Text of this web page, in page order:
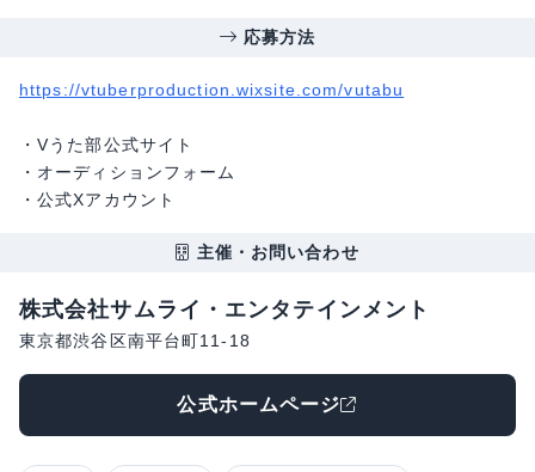
応募方法
https://vtuberproduction.wixsite.com/vutabu
・Vうた部公式サイト
・オーディションフォーム
・公式Xアカウント
主催・お問い合わせ
株式会社サムライ・エンタテインメント
東京都渋谷区南平台町11-18
公式ホームページ